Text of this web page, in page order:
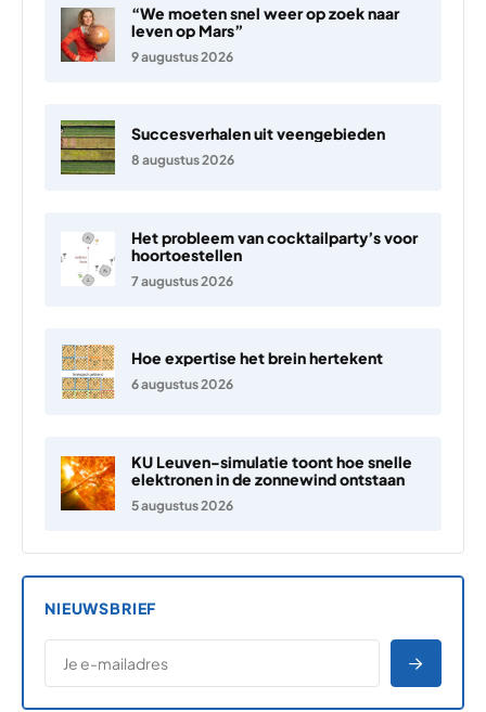
“We moeten snel weer op zoek naar
leven op Mars”
9 augustus 2026
Succesverhalen uit veengebieden
8 augustus 2026
Het probleem van cocktailparty’s voor
hoortoestellen
7 augustus 2026
Hoe expertise het brein hertekent
6 augustus 2026
KU Leuven-simulatie toont hoe snelle
elektronen in de zonnewind ontstaan
5 augustus 2026
NIEUWSBRIEF
E-MAILADRES
*